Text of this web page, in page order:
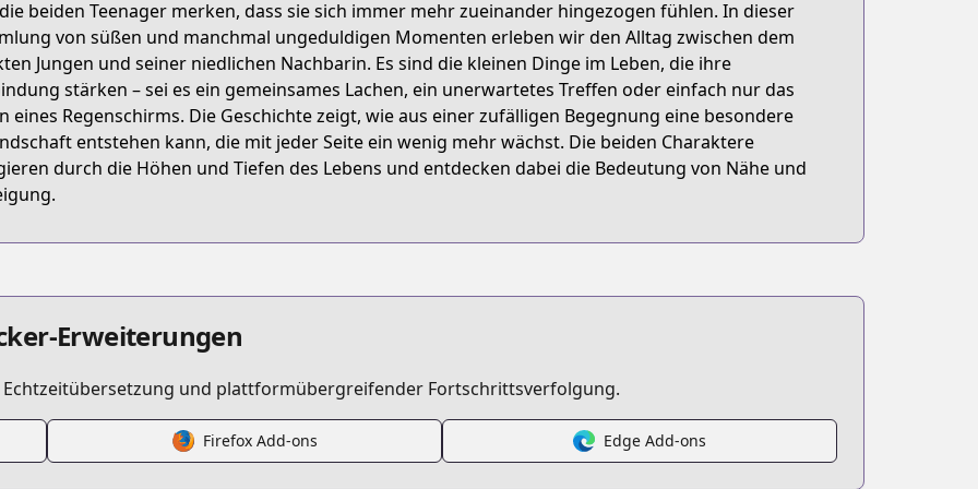
angel-next-door-spoils-me-rotten-after-the-rain
www.cdjapan.co.jp/product/NEOBK-3045709
beiden Teenager merken, dass sie sich immer mehr zueinander hingezogen fühlen. In dieser
von süßen und manchmal ungeduldigen Momenten erleben wir den Alltag zwischen dem
Jungen und seiner niedlichen Nachbarin. Es sind die kleinen Dinge im Leben, die ihre
stärken – sei es ein gemeinsames Lachen, ein unerwartetes Treffen oder einfach nur das
eines Regenschirms. Die Geschichte zeigt, wie aus einer zufälligen Begegnung eine besondere
entstehen kann, die mit jeder Seite ein wenig mehr wächst. Die beiden Charaktere
durch die Höhen und Tiefen des Lebens und entdecken dabei die Bedeutung von Nähe und
Erweiterungen
Echtzeitübersetzung und plattformübergreifender Fortschrittsverfolgung.
Firefox Add-ons Edge Add-ons